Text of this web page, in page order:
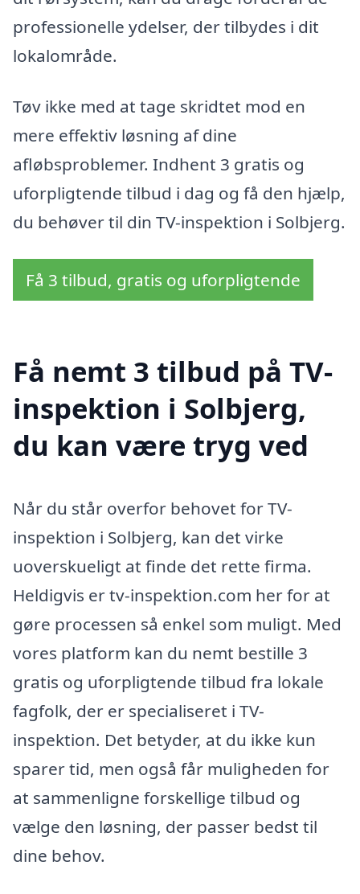
professionelle ydelser, der tilbydes i dit
lokalområde.
Tøv ikke med at tage skridtet mod en
mere effektiv løsning af dine
afløbsproblemer. Indhent 3 gratis og
uforpligtende tilbud i dag og få den hjælp,
du behøver til din TV-inspektion i Solbjerg.
Få 3 tilbud, gratis og uforpligtende
Få nemt 3 tilbud på TV-
inspektion i Solbjerg,
du kan være tryg ved
Når du står overfor behovet for TV-
inspektion i Solbjerg, kan det virke
uoverskueligt at finde det rette firma.
Heldigvis er tv-inspektion.com her for at
gøre processen så enkel som muligt. Med
vores platform kan du nemt bestille 3
gratis og uforpligtende tilbud fra lokale
fagfolk, der er specialiseret i TV-
inspektion. Det betyder, at du ikke kun
sparer tid, men også får muligheden for
at sammenligne forskellige tilbud og
vælge den løsning, der passer bedst til
dine behov.